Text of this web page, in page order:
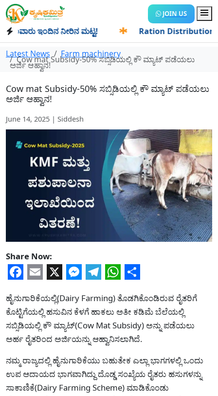
JOIN US
ಇಂದಿನ ನೀರಿನ ಮಟ್ಟ! Ration Distribution-
Latest News Farm machinery
Cow mat Subsidy-50% ಸಬ್ಸಿಡಿಯಲ್ಲಿ ಕೌ ಮ್ಯಾಟ್ ಪಡೆಯಲು
ಅರ್ಜಿ ಆಹ್ವಾನ!
Cow mat Subsidy-50% ಸಬ್ಸಿಡಿಯಲ್ಲಿ ಕೌ ಮ್ಯಾಟ್ ಪಡೆಯಲು
ಅರ್ಜಿ ಆಹ್ವಾನ!
June 14, 2025 | Siddesh
Share Now:
Facebook
Email
X Messenger
Telegram
WhatsApp
Share
ಹೈನುಗಾರಿಕೆಯಲ್ಲಿ(Dairy Farming) ತೊಡಗಿಕೊಂಡಿರುವ ರೈತರಿಗೆ
ಕೊಟ್ಟಿಗೆಯಲ್ಲಿ ಹಸುವಿನ ಕೆಳಗೆ ಹಾಕಲು ಅತೀ ಕಡಿಮೆ ಬೆಲೆಯಲ್ಲಿ
ಸಬ್ಸಿಡಿಯಲ್ಲಿ ಕೌ ಮ್ಯಾಟ್(Cow Mat Subsidy) ಅನ್ನು ಪಡೆಯಲು
ಅರ್ಹ ರೈತರಿಂದ ಅರ್ಜಿಯನ್ನು ಆಹ್ವಾನಿಸಲಾಗಿದೆ.
ನಮ್ಮ ರಾಜ್ಯದಲ್ಲಿ ಹೈನುಗಾರಿಕೆಯು ಬಹುತೇಕ ಎಲ್ಲಾ ಭಾಗಗಳಲ್ಲಿ ಒಂದು
ಉಪ ಆದಾಯದ ಭಾಗವಾಗಿದ್ದು ದೊಡ್ಡ ಸಂಖ್ಯೆಯ ರೈತರು ಹಸುಗಳನ್ನು
ಸಾಕಾಣಿಕೆ(Dairy Farming Scheme) ಮಾಡಿಕೊಂಡು